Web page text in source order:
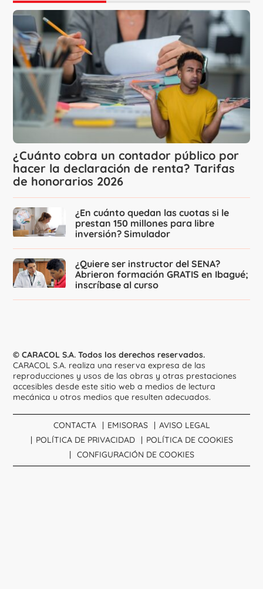
¿Cuánto cobra un contador público por
hacer la declaración de renta? Tarifas
de honorarios 2026
¿En cuánto quedan las cuotas si le
prestan 150 millones para libre
inversión? Simulador
¿Quiere ser instructor del SENA?
Abrieron formación GRATIS en Ibagué;
inscríbase al curso
© CARACOL S.A. Todos los derechos reservados.
CARACOL S.A. realiza una reserva expresa de las
reproducciones y usos de las obras y otras prestaciones
accesibles desde este sitio web a medios de lectura
mecánica u otros medios que resulten adecuados.
CONTACTA EMISORAS
AVISO LEGAL
POLÍTICA DE PRIVACIDAD
POLÍTICA DE COOKIES
CONFIGURACIÓN DE COOKIES